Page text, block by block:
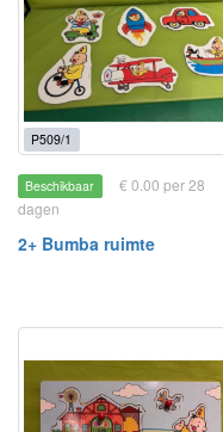
P509/1
Beschikbaar
€ 0.00 per 28
dagen
2+ Bumba ruimte